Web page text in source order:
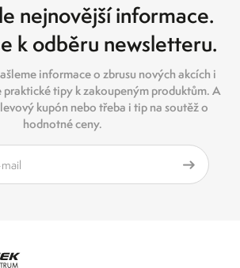
nejnovější informace.
k odběru newsletteru.
informace o zbrusu nových akcích i
tipy k zakoupeným produktům. A
kupón nebo třeba i tip na soutěž o
hodnotné ceny.